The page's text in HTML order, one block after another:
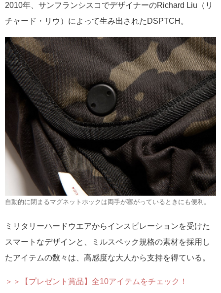
2010年、サンフランシスコでデザイナーのRichard Liu（リ
チャード・リウ）によって生み出されたDSPTCH。
自動的に閉まるマグネットホックは両手が塞がっているときにも便利。
ミリタリーハードウエアからインスピレーションを受けた
スマートなデザインと、ミルスペック規格の素材を採用し
たアイテムの数々は、高感度な大人から支持を得ている。
＞＞【プレゼント賞品】全10アイテムをチェック！